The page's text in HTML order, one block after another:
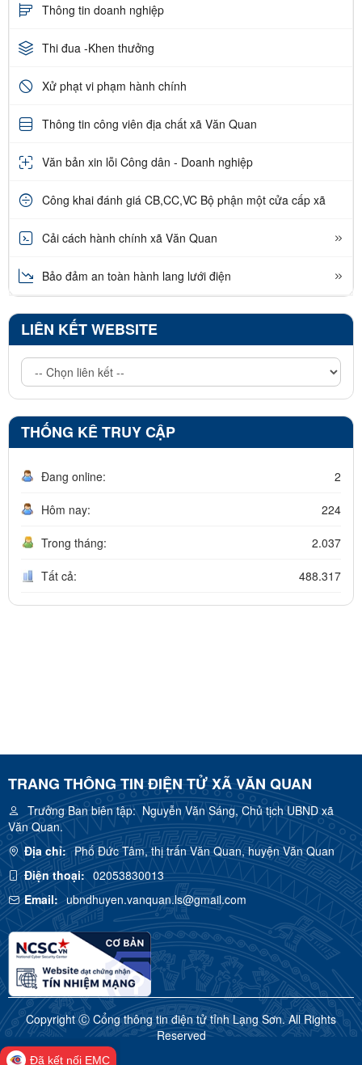
Thông tin doanh nghiệp
Thi đua -Khen thưởng
Xử phạt vi phạm hành chính
Thông tin công viên địa chất xã Văn Quan
Văn bản xin lỗi Công dân - Doanh nghiệp
Công khai đánh giá CB,CC,VC Bộ phận một cửa cấp xã
Cải cách hành chính xã Văn Quan
Bảo đảm an toàn hành lang lưới điện
LIÊN KẾT WEBSITE
THỐNG KÊ TRUY CẬP
Đang online: 2
Hôm nay: 224
Trong tháng: 2.037
Tất cả: 488.317
TRANG THÔNG TIN ĐIỆN TỬ XÃ VĂN QUAN
Trưởng Ban biên tập:Nguyễn Văn Sáng, Chủ tịch UBND xã
Văn Quan.
Địa chỉ: Phố Đức Tâm, thị trấn Văn Quan, huyện Văn Quan
Điện thoại: 02053830013
Email: ubndhuyen.vanquan.ls@gmail.com
Copyright Ⓒ Cổng thông tin điện tử tỉnh Lạng Sơn. All Rights
Reserved
Đã kết nối EMC